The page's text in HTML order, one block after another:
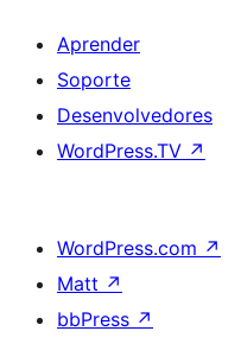
Aprender
Soporte
Desenvolvedores
WordPress.TV ↗
WordPress.com ↗
Matt ↗
bbPress ↗